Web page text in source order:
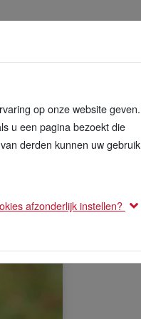
op onze website geven.
u een pagina bezoekt die
derden kunnen uw gebruik
afzonderlijk instellen?